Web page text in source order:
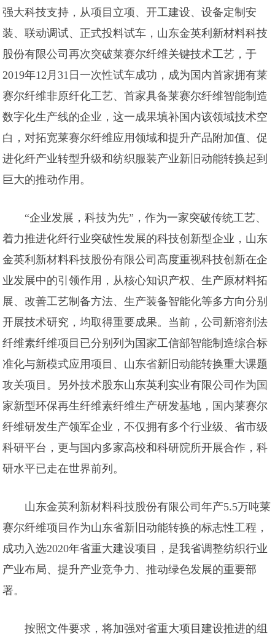
强大科技支持，从项目立项、开工建设、设备定制安
装、联动调试、正式投料试车，山东金英利新材料科技
股份有限公司再次突破莱赛尔纤维关键技术工艺，于
2019年12月31日一次性试车成功，成为国内首家拥有莱
赛尔纤维非原纤化工艺、首家具备莱赛尔纤维智能制造
数字化生产线的企业，这一成果填补国内该领域技术空
白，对拓宽莱赛尔纤维应用领域和提升产品附加值、促
进化纤产业转型升级和纺织服装产业新旧动能转换起到
巨大的推动作用。
“企业发展，科技为先”，作为一家突破传统工艺、
着力推进化纤行业突破性发展的科技创新型企业，山东
金英利新材料科技股份有限公司高度重视科技创新在企
业发展中的引领作用，从核心知识产权、生产原材料拓
展、改善工艺制备方法、生产装备智能化等多方向分别
开展技术研究，均取得重要成果。当前，公司新溶剂法
纤维素纤维项目已分别列为国家工信部智能制造综合标
准化与新模式应用项目、山东省新旧动能转换重大课题
攻关项目。另外技术股东山东英利实业有限公司作为国
家新型环保再生纤维素纤维生产研发基地，国内莱赛尔
纤维研发生产领军企业，不仅拥有多个行业级、省市级
科研平台，更与国内多家高校和科研院所开展合作，科
研水平已走在世界前列。
山东金英利新材料科技股份有限公司年产5.5万吨莱
赛尔纤维项目作为山东省新旧动能转换的标志性工程，
成功入选2020年省重大建设项目，是我省调整纺织行业
产业布局、提升产业竞争力、推动绿色发展的重要部
署。
按照文件要求，将加强对省重大项目建设推进的组